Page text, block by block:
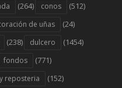
(264) conos (512)
de uñas (24)
(238) dulcero (1454)
fondos (771)
reposteria (152)